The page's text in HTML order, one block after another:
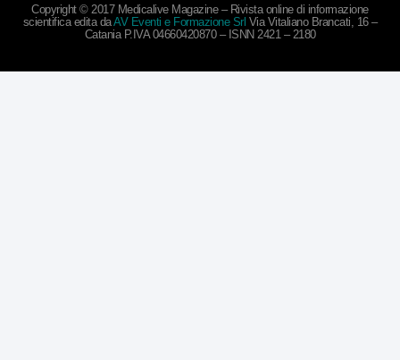
Copyright © 2017 Medicalive Magazine – Rivista online di informazione
scientifica edita daAV Eventi e Formazione Srl Via Vitaliano Brancati, 16 –
Catania P.IVA 04660420870 – ISNN 2421 – 2180